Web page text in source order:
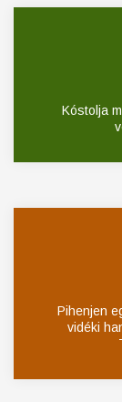
Kóstolja
Pihenjen
vidéki